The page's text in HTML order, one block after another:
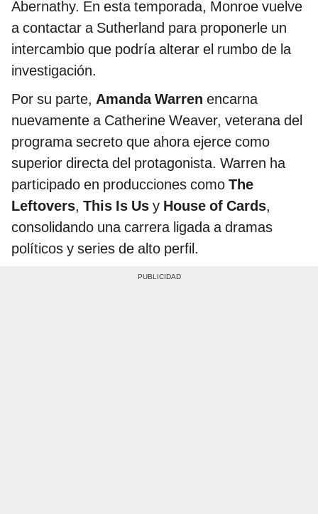
Abernathy. En esta temporada, Monroe vuelve
a contactar a Sutherland para proponerle un
intercambio que podría alterar el rumbo de la
investigación.
Por su parte, Amanda Warren encarna
nuevamente a Catherine Weaver, veterana del
programa secreto que ahora ejerce como
superior directa del protagonista. Warren ha
participado en producciones como The
Leftovers, This Is Us y House of Cards,
consolidando una carrera ligada a dramas
políticos y series de alto perfil.